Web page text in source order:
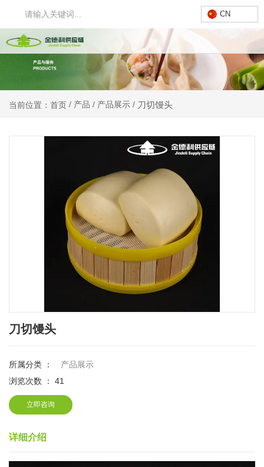
CN
当前位置：首页 / 产品 / 产品展示 / 刀切馒头
刀切馒头
所属分类 ：
产品展示
浏览次数 ： 41
立即咨询
详细介绍